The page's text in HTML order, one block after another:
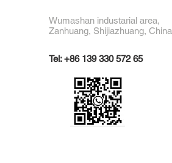
Wumashan industarial area,
Zanhuang, Shijiazhuang, China
Tel:+86 139 330 572 65